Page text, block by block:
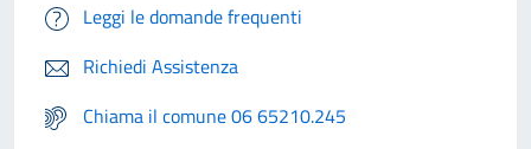
Leggi le domande frequenti
Richiedi Assistenza
Chiama il comune 06 65210.245